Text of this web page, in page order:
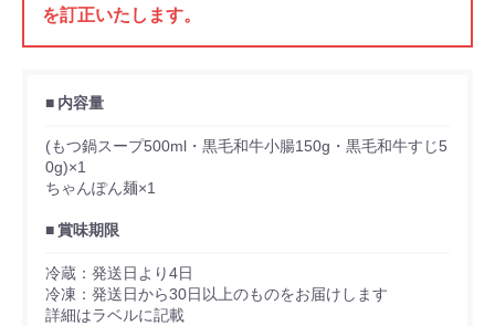
を訂正いたします。
内容量
(もつ鍋スープ500ml・黒毛和牛小腸150g・黒毛和牛すじ5
0g)×1
ちゃんぽん麺×1
賞味期限
冷蔵：発送日より4日
冷凍：発送日から30日以上のものをお届けします
詳細はラベルに記載